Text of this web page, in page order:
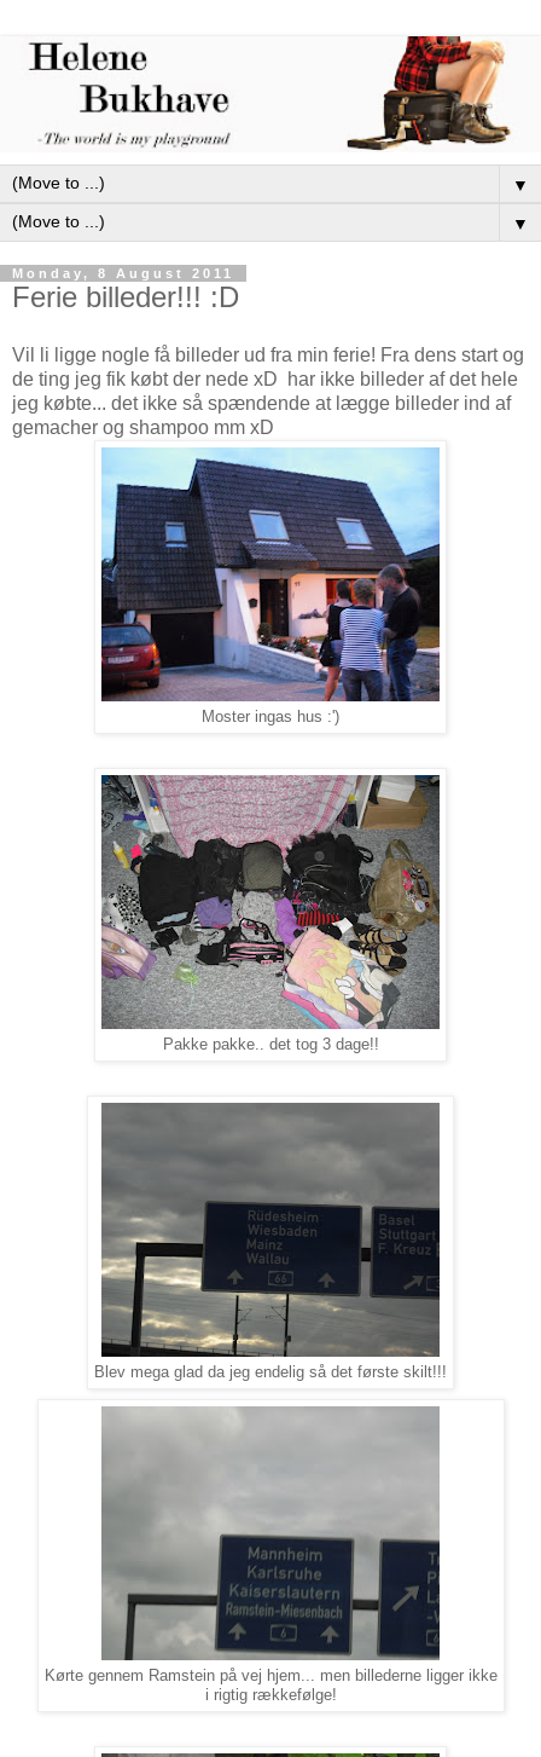
▼
▼
Monday, 8 August 2011
Ferie billeder!!! :D
Vil li ligge nogle få billeder ud fra min ferie! Fra dens start og
de ting jeg fik købt der nede xD har ikke billeder af det hele
jeg købte... det ikke så spændende at lægge billeder ind af
gemacher og shampoo mm xD
Moster ingas hus :')
Pakke pakke.. det tog 3 dage!!
Blev mega glad da jeg endelig så det første skilt!!!
Kørte gennem Ramstein på vej hjem... men billederne ligger ikke
i rigtig rækkefølge!